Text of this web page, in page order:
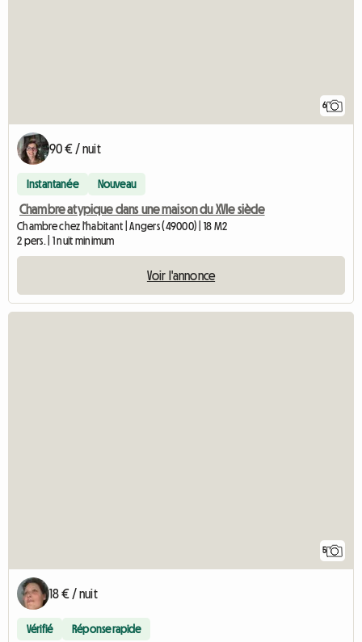
6
90 € / nuit
Instantanée Nouveau
Chambre atypique dans une maison du XVIe siècle
Chambre chez l'habitant | Angers (49000) | 18 M2
2 pers. | 1 nuit minimum
Voir l'annonce
5
18 € / nuit
Vérifié Réponse rapide